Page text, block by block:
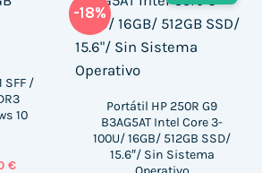
SFF /
10
€El
-18%
Portátil HP 250R G9
B3AG5AT Intel Core 3-
100U/ 16GB/ 512GB SSD/
15.6″/ Sin Sistema